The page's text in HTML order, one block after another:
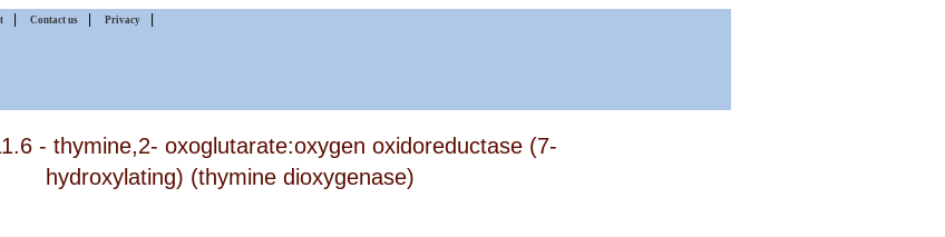
Contact us Privacy
- thymine,2- oxoglutarate:oxygen oxidoreductase (7-
hydroxylating) (thymine dioxygenase)